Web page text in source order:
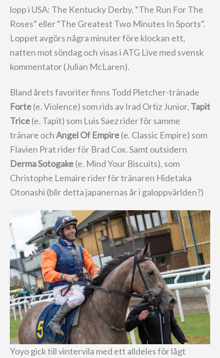
lopp i USA: The Kentucky Derby, “The Run For The
Roses” eller “The Greatest Two Minutes In Sports”.
Loppet avgörs några minuter före klockan ett,
natten mot söndag och visas i ATG Live med svensk
kommentator (Julian McLaren).
Bland årets favoriter finns Todd Pletcher-tränade
Forte(e. Violence) som rids av Irad Ortiz Junior, Tapit
Trice(e. Tapit) som Luis Saez rider för samme
tränare ochAngel Of Empire(e. Classic Empire) som
Flavien Prat rider för Brad Cox. Samt outsidern
Derma Sotogake(e. Mind Your Biscuits), som
Christophe Lemaire rider för tränaren Hidetaka
Otonashi (blir detta japanernas år i galoppvärlden?)
Yoyo gick till vintervila med ett alldeles för lågt